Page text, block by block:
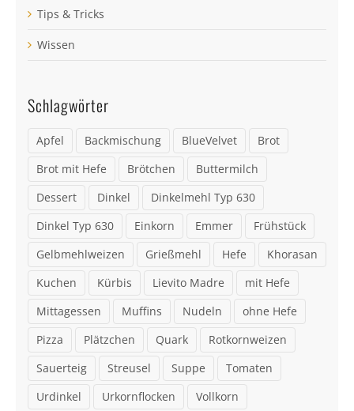
Tips & Tricks
Wissen
Schlagwörter
Apfel Backmischung BlueVelvet
Brot
Brot mit Hefe
Brötchen
Buttermilch
Dessert
Dinkel
Dinkelmehl Typ 630
Dinkel Typ 630
Einkorn Emmer
Frühstück
Gelbmehlweizen
Grießmehl Hefe
Khorasan
Kuchen
Kürbis Lievito Madre
mit Hefe
Mittagessen
Muffins Nudeln
ohne Hefe
Pizza
Plätzchen Quark
Rotkornweizen
Sauerteig
Streusel Suppe
Tomaten
Urdinkel
Urkornflocken
Vollkorn